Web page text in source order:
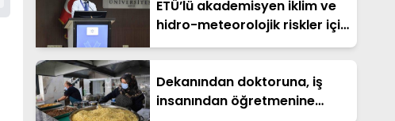
ETÜ’lü akademisyen iklim ve
hidro-meteorolojik riskler için
İngiltere’de araştırma
Dekanından doktoruna, iş
insanından öğretmenine